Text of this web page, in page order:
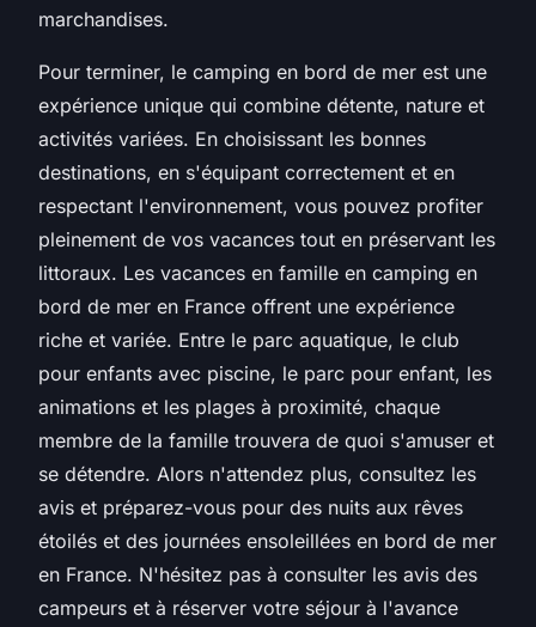
marchandises.
Pour terminer, le camping en bord de mer est une
expérience unique qui combine détente, nature et
activités variées. En choisissant les bonnes
destinations, en s'équipant correctement et en
respectant l'environnement, vous pouvez profiter
pleinement de vos vacances tout en préservant les
littoraux. Les vacances en famille en camping en
bord de mer en France offrent une expérience
riche et variée. Entre le parc aquatique, le club
pour enfants avec piscine, le parc pour enfant, les
animations et les plages à proximité, chaque
membre de la famille trouvera de quoi s'amuser et
se détendre. Alors n'attendez plus, consultez les
avis et préparez-vous pour des nuits aux rêves
étoilés et des journées ensoleillées en bord de mer
en France. N'hésitez pas à consulter les avis des
campeurs et à réserver votre séjour à l'avance